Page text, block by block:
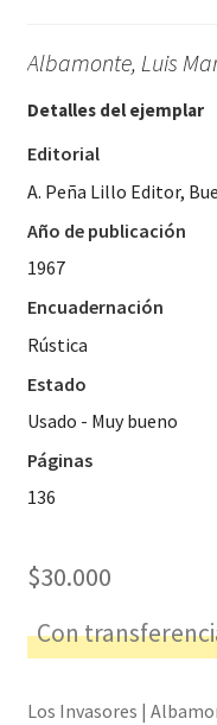
Albamonte, Luis
Detalles del ejemplar
Editorial
A. Peña Lillo Editor,
Año de publicación
1967
Encuadernación
Rústica
Estado
Usado - Muy bueno
Páginas
136
$30.000
Con
Los Invasores |